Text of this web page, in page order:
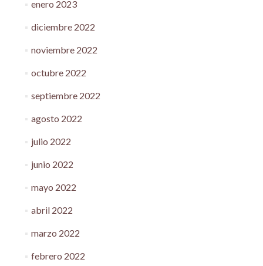
enero 2023
diciembre 2022
noviembre 2022
octubre 2022
septiembre 2022
agosto 2022
julio 2022
junio 2022
mayo 2022
abril 2022
marzo 2022
febrero 2022